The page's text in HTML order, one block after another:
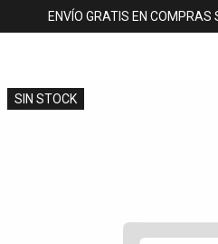
ENVÍO GRATIS EN
SIN STOCK